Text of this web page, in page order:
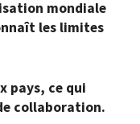
mondiale
les limites
pays, ce qui
collaboration.